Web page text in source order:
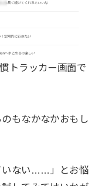
トラッカー画面で
もなかなかおもし
いない……」とお悩